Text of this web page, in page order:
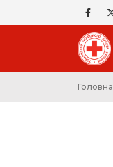
Головна